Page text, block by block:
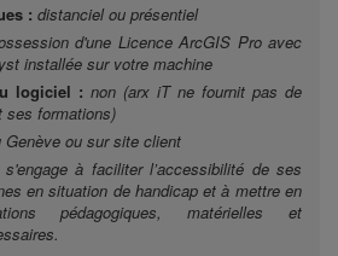
: distanciel ou présentiel
d'une Licence ArcGIS Pro avec
installée sur votre machine
logiciel : non (arx iT ne fournit pas de
ses formations)
Genève ou sur site client
à faciliter l’accessibilité de ses
en situation de handicap et à mettre en
pédagogiques, matérielles et